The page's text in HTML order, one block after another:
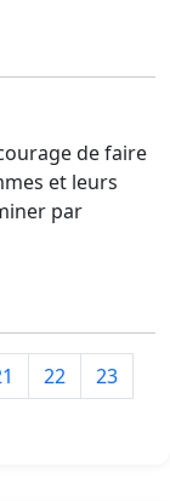
de faire
et leurs
par
22
23